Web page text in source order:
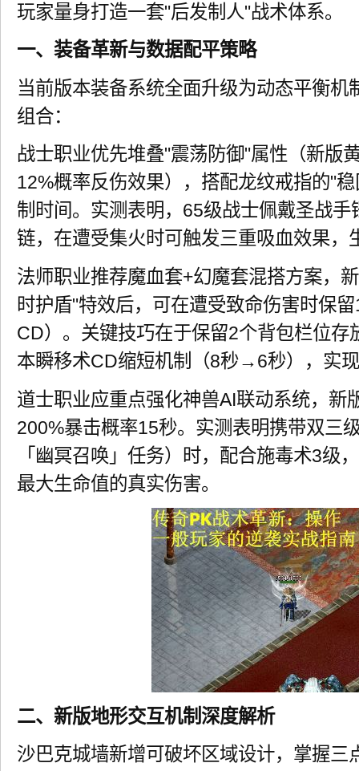
玩家量身打造一套"后发制人"战术体系。
一、装备革新与数据配平策略
当前版本装备系统全面升级为动态平衡机
组合：
战士职业优先堆叠"震荡防御"属性（新版
12%概率反伤效果），搭配龙纹戒指的"
制时间。实测表明，65级战士佩戴圣战手
链，在遭受集火时可触发三重吸血效果，
法师职业推荐魔血套+幻魔套混搭方案，
时护盾"特效后，可在遭受致命伤害时保
CD）。关键技巧在于保留2个背包栏位存
本瞬移术CD缩短机制（8秒→6秒），实
道士职业应重点强化神兽AI联动系统，新
200%暴击概率15秒。实测表明携带双三
「幽冥召唤」任务）时，配合施毒术3级
最大生命值的真实伤害。
二、新版地形交互机制深度解析
沙巴克城墙新增可破坏区域设计，掌握三